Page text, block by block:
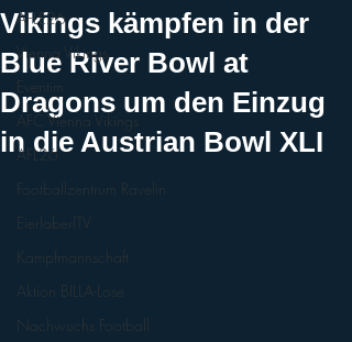
AFLE26
Vienna Vikings
Eventim
AFC Vienna Vikings
AFL26
Footballzentrum Ravelin
EierlaberlTV
Kampfmannschaft
Aktion BILLA-Lose
Nachwuchs Football
Vikings kämpfen in der
Blue River Bowl at
Dragons um den Einzug
in die Austrian Bowl XLI